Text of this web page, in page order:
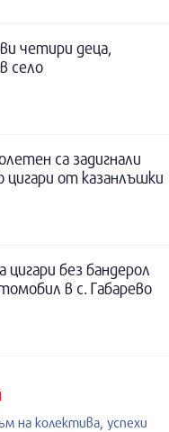
четири деца,
село
са задигнали
цигари от казанлъшки
без бандерол
в с. Габарево
на колектива, успехи